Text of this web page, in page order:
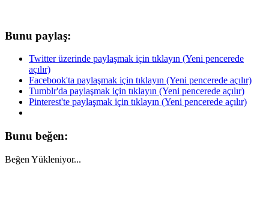
Bunu paylaş:
Twitter üzerinde paylaşmak için tıklayın (Yeni pencerede
açılır)
Facebook'ta paylaşmak için tıklayın (Yeni pencerede açılır)
Tumblr'da paylaşmak için tıklayın (Yeni pencerede açılır)
Pinterest'te paylaşmak için tıklayın (Yeni pencerede açılır)
Bunu beğen:
Beğen Yükleniyor...